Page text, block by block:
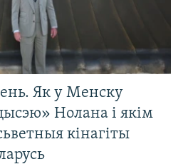
Як у Менску
Нолана і якім
кінагіты